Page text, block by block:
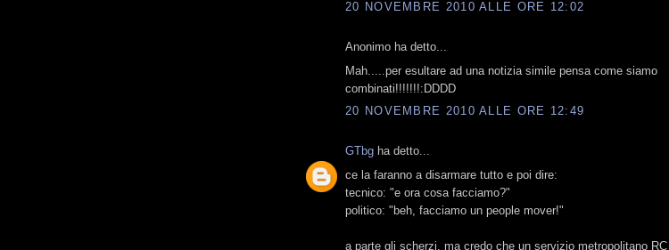
20 NOVEMBRE 2010 ALLE ORE 12:02
Anonimo ha detto...
Mah.....per esultare ad una notizia simile pensa come siamo
combinati!!!!!!!:DDDD
20 NOVEMBRE 2010 ALLE ORE 12:49
GTbg ha detto...
ce la faranno a disarmare tutto e poi dire:
tecnico: "e ora cosa facciamo?"
politico: "beh, facciamo un people mover!"
a parte gli scherzi, ma credo che un servizio metropolitano RC